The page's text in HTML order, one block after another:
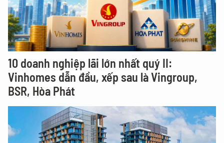
10 doanh nghiệp lãi lớn nhất quý II:
Vinhomes dẫn đầu, xếp sau là Vingroup,
BSR, Hòa Phát